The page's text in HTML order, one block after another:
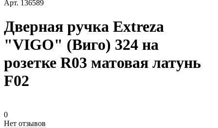
Арт. 136589
Дверная ручка Extreza
"VIGO" (Виго) 324 на
розетке R03 матовая латунь
F02
0
Нет отзывов